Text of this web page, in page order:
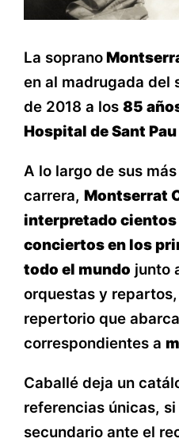
La soprano
en al madrugada del
de 2018 a los 85
Hospital de Sant
A lo largo de sus
carrera, Montserrat
interpretado cientos
conciertos en los
todo el mundo junto
orquestas y
repertorio que abarca
correspondientes a
Caballé deja un
referencias únicas,
secundario ante el